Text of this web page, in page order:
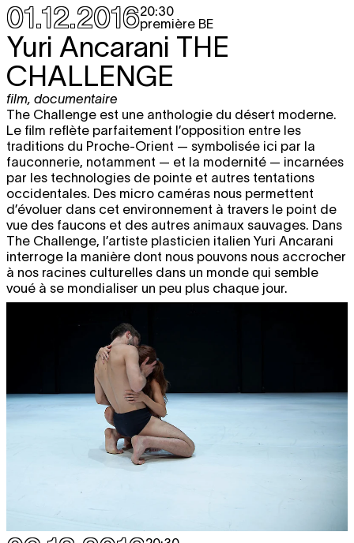
01.12.201620:30
première BE
Yuri Ancarani THE
CHALLENGE
film, documentaire
The Challenge est une anthologie du désert moderne.
Le film reflète parfaitement l’opposition entre les
traditions du Proche-Orient — symbolisée ici par la
fauconnerie, notamment — et la modernité — incarnées
par les technologies de pointe et autres tentations
occidentales. Des micro caméras nous permettent
d’évoluer dans cet environnement à travers le point de
vue des faucons et des autres animaux sauvages. Dans
The Challenge, l’artiste plasticien italien Yuri Ancarani
interroge la manière dont nous pouvons nous accrocher
à nos racines culturelles dans un monde qui semble
voué à se mondialiser un peu plus chaque jour.